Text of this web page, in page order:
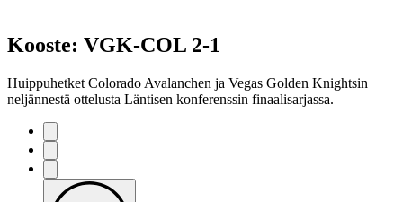
Kooste: VGK-COL 2-1
Huippuhetket Colorado Avalanchen ja Vegas Golden Knightsin
neljännestä ottelusta Läntisen konferenssin finaalisarjassa.